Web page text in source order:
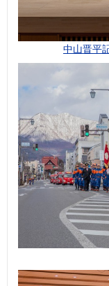
中山晋平